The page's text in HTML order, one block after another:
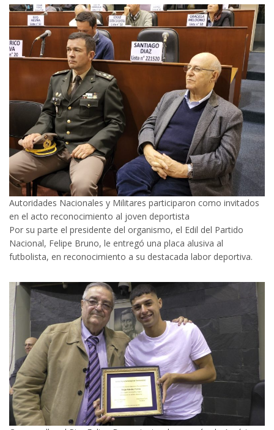
Autoridades Nacionales y Militares participaron como invitados
en el acto reconocimiento al joven deportista
Por su parte el presidente del organismo, el Edil del Partido
Nacional, Felipe Bruno, le entregó una placa alusiva al
futbolista, en reconocimiento a su destacada labor deportiva.